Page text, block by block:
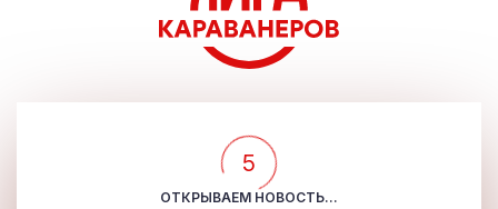
5
ОТКРЫВАЕМ НОВОСТЬ...